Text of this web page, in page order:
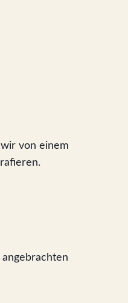
von einem